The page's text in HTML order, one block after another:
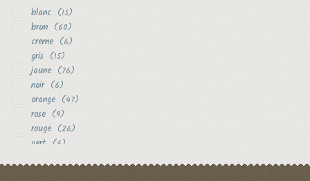
blanc (15)
brun (60)
creme (6)
gris (15)
jaune (76)
noir (6)
orange (47)
rose (9)
rouge (26)
vert (6)